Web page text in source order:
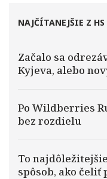
NAJČÍTANEJŠIE Z HS
Začalo sa
Kyjeva, alebo
Po Wildberries
bez rozdielu
To
spôsob, ako